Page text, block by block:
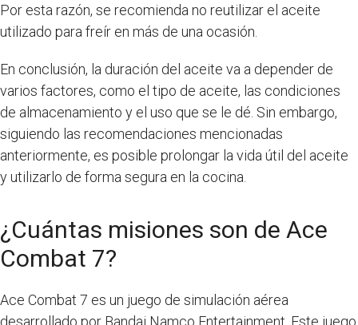
Por esta razón, se recomienda no reutilizar el aceite
utilizado para freír en más de una ocasión.
En conclusión, la duración del aceite va a depender de
varios factores, como el tipo de aceite, las condiciones
de almacenamiento y el uso que se le dé. Sin embargo,
siguiendo las recomendaciones mencionadas
anteriormente, es posible prolongar la vida útil del aceite
y utilizarlo de forma segura en la cocina.
¿Cuántas misiones son de Ace
Combat 7?
Ace Combat 7 es un juego de simulación aérea
desarrollado por Bandai Namco Entertainment. Este juego